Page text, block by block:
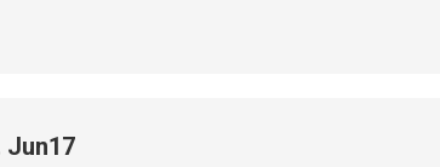
Jun17